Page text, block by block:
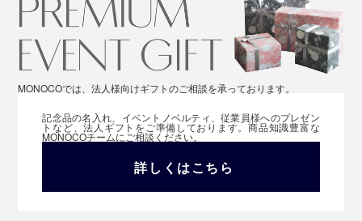
MONOCOでは、法人様向けギフトのご相談を承っております。
記念品の名入れ、イベントノベルティ、従業員様へのプレゼン
トなど、法人ギフトをご準備しております。商品知識豊富な
MONOCOチームにご相談ください。
詳しくはこちら